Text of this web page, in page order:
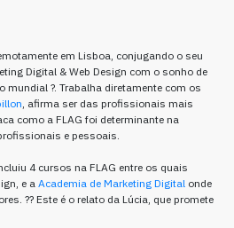
em Lisboa, conjugando o seu
Digital & Web Design com o sonho de
mundial ?. Trabalha diretamente com os
, afirma ser das profissionais mais
como a FLAG foi determinante na
e pessoais.
4 cursos na FLAG entre os quais
e a Academia de Marketing Digital onde
?? Este é o relato da Lúcia, que promete